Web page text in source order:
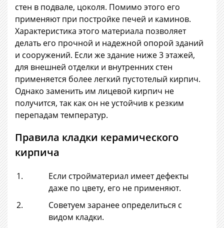
стен в подвале, цоколя. Помимо этого его
применяют при постройке печей и каминов.
Характеристика этого материала позволяет
делать его прочной и надежной опорой зданий
и сооружений. Если же здание ниже 3 этажей,
для внешней отделки и внутренних стен
применяется более легкий пустотелый кирпич.
Однако заменить им лицевой кирпич не
получится, так как он не устойчив к резким
перепадам температур.
Правила кладки керамического
кирпича
Если стройматериал имеет дефекты
даже по цвету, его не применяют.
Советуем заранее определиться с
видом кладки.